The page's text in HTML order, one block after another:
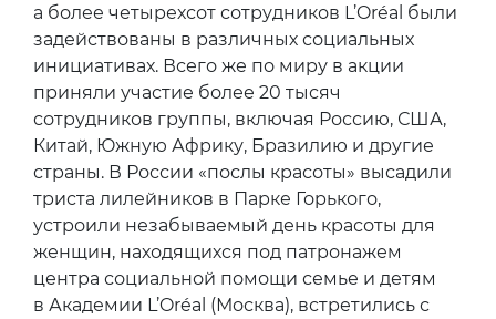
а более четырехсот сотрудников L’Oréal были
задействованы в различных социальных
инициативах. Всего же по миру в акции
приняли участие более 20 тысяч
сотрудников группы, включая Россию, США,
Китай, Южную Африку, Бразилию и другие
страны. В России «послы красоты» высадили
триста лилейников в Парке Горького,
устроили незабываемый день красоты для
женщин, находящихся под патронажем
центра социальной помощи семье и детям
в Академии L’Oréal (Москва), встретились с